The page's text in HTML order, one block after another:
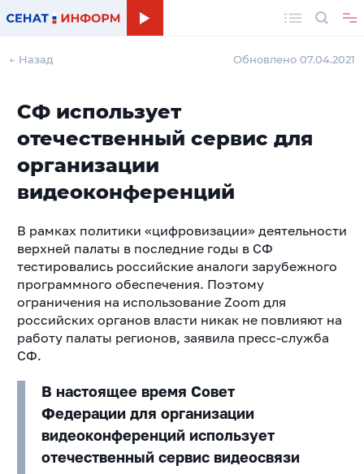
← Назад Обновлено 07.04.2021
СФ использует
отечественный сервис для
организации
видеоконференций
В рамках политики «цифровизации» деятельности
верхней палаты в последние годы в СФ
тестировались российские аналоги зарубежного
программного обеспечения. Поэтому
ограничения на использование Zoom для
российских органов власти никак не повлияют на
работу палаты регионов, заявила пресс-служба
СФ.
В настоящее время Совет
Федерации для организации
видеоконференций использует
отечественный сервис видеосвязи